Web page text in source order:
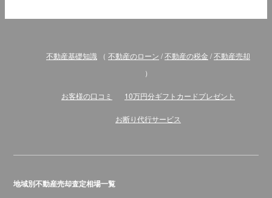
不動産基礎知識 （ 不動産のローン /不動産の税金 /不動産売却
）
お客様の口コミ 10万円分ギフトカードプレゼント
お断り代行サービス
地域別不動産売却査定相場一覧